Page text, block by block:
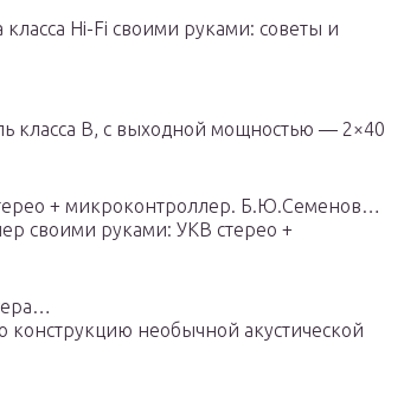
Hi-Fi своими руками: советы и
класса B, с выходной мощностью — 2×40
+ микроконтроллер. Б.Ю.Семенов…
своими руками: УКВ стерео +
необычной акустической